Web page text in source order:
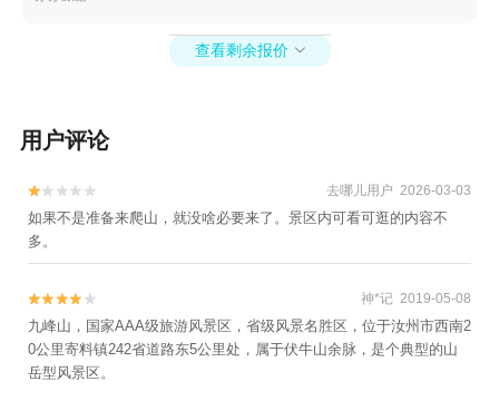
+宁波3D艺术节+宁波文化广场冰雪文化节+宁波
邦体育场+罗蒙环球乐园+宁波大剧院+慈溪达蓬
方特东方神画+宁波本地玩乐+象山御海湾沙滩
+岩头古村奇遇谷+宁波植物园+杭州湾萤火虫城
堡+宁波文昌阁+溪口小洋房+妙高台+雪窦山招
待所+溪口老街+《梦回溪口》民国文化演艺秀
+东海半边山旅游度假区+宁波观澜休闲农庄+象
山月泉湾温泉馆+宁波麦卡公园+茅洋玻璃栈道
+达人村+象山影视庄园+杭州湾海底温泉+宁波
分手照相馆+梅山湾冰雪大世界+梅山湾冰雪大世
查看剩余报价 
用户评论

 去哪儿用户 2026-03-03
如果不是准备来爬山，就没啥必要来了。景区内可看可逛的内容不
多。

 神*记 2019-05-08
九峰山，国家AAA级旅游风景区，省级风景名胜区，位于汝州市西南2
0公里寄料镇242省道路东5公里处，属于伏牛山余脉，是个典型的山
岳型风景区。